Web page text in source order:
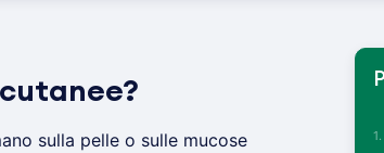
sulla pelle o sulle mucose